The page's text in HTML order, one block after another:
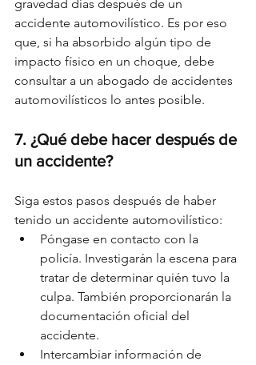
gravedad días después de un
accidente automovilístico. Es por eso
que, si ha absorbido algún tipo de
impacto físico en un choque, debe
consultar a un abogado de accidentes
automovilísticos lo antes posible.
7. ¿Qué debe hacer después de
un accidente?
Siga estos pasos después de haber
tenido un accidente automovilístico:
Póngase en contacto con la
policía. Investigarán la escena para
tratar de determinar quién tuvo la
culpa. También proporcionarán la
documentación oficial del
accidente.
Intercambiar información de